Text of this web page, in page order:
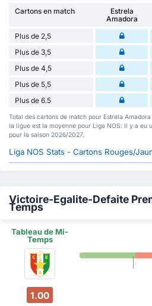
Cartons en match
Estrela
Amadora
Plus de 2,5
Plus de 3,5
Plus de 4,5
Plus de 5,5
Plus de 6.5
Total des cartons de match pour Estrela
la ligue est la moyenne pour Liga NOS. Il y a eu
pour la saison 2026/2027.
Liga NOS Stats - Cartons Rouges/
Victoire-Egalite-Defaite
Temps
Tableau de Mi-
Temps
1.00